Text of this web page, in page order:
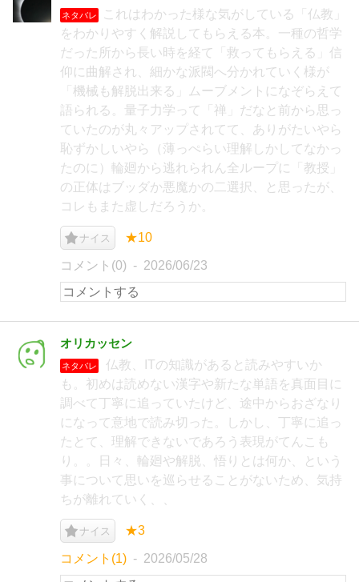
ネタバレ
これはわかった様な気がしている「仏教」
をわかりやすく解説してもらえる本。一種の哲学
だった所から長い時を経て「救ってもらえる」信
仰に曲解され、細かな派閥へ分かれていく様が
「機械も解脱出来る」ムーブメントになぞらえて
語られる。量子力学って「禅」だなと前から思っ
ていたのが丸々アップされてて、ありがたいやら
恥ずかしいやら（薄っぺらい理解しかしてなかっ
たのに）輪廻から逃れられん全ループに「教授」
の正体はブッダか悪魔かの二選択、と思ったが、
コレもまた虚しだろうか。
ナイス ★10
コメント(0) 2026/06/23
オリカッセン
ネタバレ
仏教、ITの知識があると読みやすいか
も。初めは読めない漢字や新たな単語を真面目に
調べて丁寧に追っていたけど、途中からおざなり
になって意地で読み切った。しかし、丁寧に追っ
たとて、理解できないであろう表現がてんこも
り。。日々、輪廻や解脱、悟りとは何か、という
事について思いを巡らせることがないため、気持
ちが離れていく、、
ナイス ★3
コメント(1) 2026/05/28